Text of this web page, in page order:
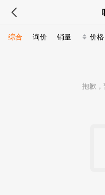
综合 询价 销量 价格
抱歉，